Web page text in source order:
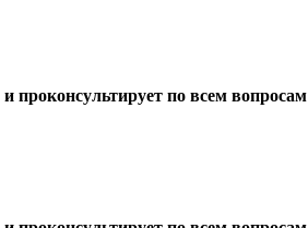
и проконсультирует по всем вопросам